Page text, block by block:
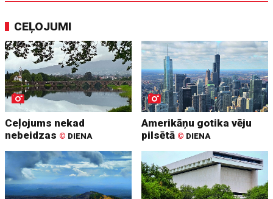
CEĻOJUMI
Ceļojums nekad
nebeidzas © DIENA
Amerikāņu gotika vēju
pilsētā © DIENA